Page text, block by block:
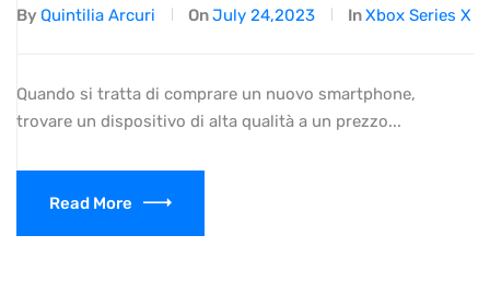
By Quintilia Arcuri OnJuly 24,2023 InXbox Series X
Quando si tratta di comprare un nuovo smartphone,
trovare un dispositivo di alta qualità a un prezzo...
Read More